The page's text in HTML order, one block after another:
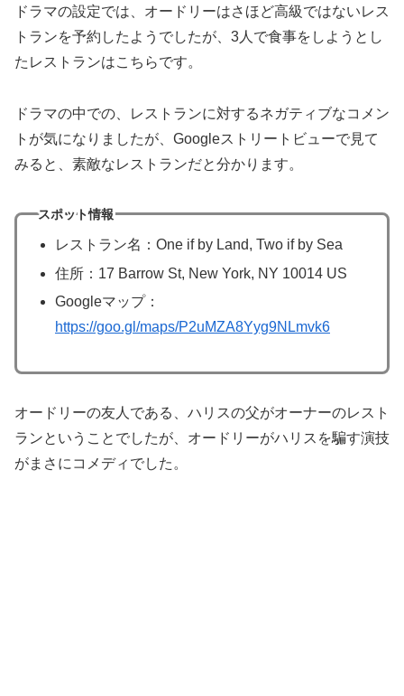
ドラマの設定では、オードリーはさほど高級ではないレス
トランを予約したようでしたが、3人で食事をしようとし
たレストランはこちらです。
ドラマの中での、レストランに対するネガティブなコメン
トが気になりましたが、Googleストリートビューで見て
みると、素敵なレストランだと分かります。
スポット情報
レストラン名：One if by Land, Two if by Sea
住所：17 Barrow St, New York, NY 10014 US
Googleマップ：
https://goo.gl/maps/P2uMZA8Yyg9NLmvk6
オードリーの友人である、ハリスの父がオーナーのレスト
ランということでしたが、オードリーがハリスを騙す演技
がまさにコメディでした。